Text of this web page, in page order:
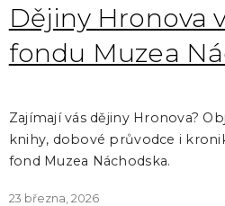
Dějiny Hronova
fondu Muzea
Zajímají vás dějiny Hronova?
knihy, dobové průvodce i
fond Muzea Náchodska.
23 března, 2026